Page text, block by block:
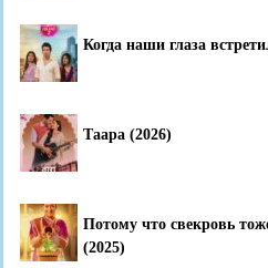
Когда наши глаза
Таара (2026)
Потому что свекровь
(2025)